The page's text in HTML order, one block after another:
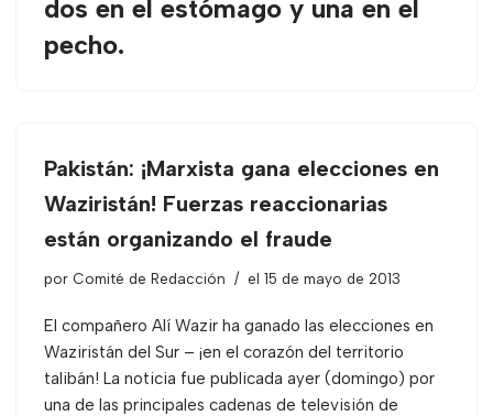
dos en el estómago y una en el
pecho.
Pakistán: ¡Marxista gana elecciones en
Waziristán! Fuerzas reaccionarias
están organizando el fraude
por Comité de Redacción el 15 de mayo de 2013
El compañero Alí Wazir ha ganado las elecciones en
Waziristán del Sur – ¡en el corazón del territorio
talibán! La noticia fue publicada ayer (domingo) por
una de las principales cadenas de televisión de